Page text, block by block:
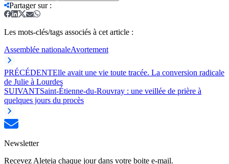
Partager sur:
Les mots-clés/tags associés à cet article :
Assemblée nationaleAvortement
PRÉCÉDENTElle avait une vie toute tracée. La conversion radicale
de Julie à Lourdes
SUIVANTSaint-Étienne-du-Rouvray : une veillée de prière à
quelques jours du procès
Newsletter
Recevez Aleteia chaque jour dans votre boite e-mail.